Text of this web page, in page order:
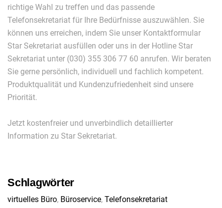
richtige Wahl zu treffen und das passende
Telefonsekretariat für Ihre Bedürfnisse auszuwählen. Sie
können uns erreichen, indem Sie unser Kontaktformular
Star Sekretariat ausfüllen oder uns in der Hotline Star
Sekretariat unter (030) 355 306 77 60 anrufen. Wir beraten
Sie gerne persönlich, individuell und fachlich kompetent.
Produktqualität und Kundenzufriedenheit sind unsere
Priorität.
Jetzt kostenfreier und unverbindlich detaillierter
Information zu Star Sekretariat.
Schlagwörter
virtuelles Büro, Büroservice, Telefonsekretariat